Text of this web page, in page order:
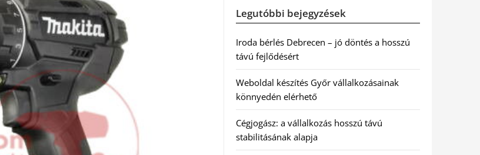
Legutóbbi bejegyzések
Iroda bérlés Debrecen – jó döntés a hosszú
távú fejlődésért
Weboldal készítés Győr vállalkozásainak
könnyedén elérhető
Cégjogász: a vállalkozás hosszú távú
stabilitásának alapja